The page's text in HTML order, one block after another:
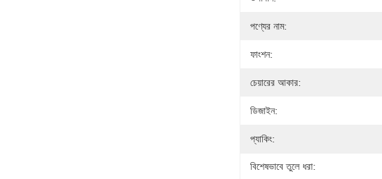
পণ্যের নাম:
ফাংশন:
চেয়ারের আকার:
ডিজাইন:
প্যাকিং:
বিশেষভাবে তুলে ধরা: